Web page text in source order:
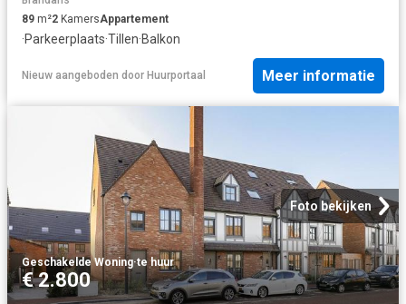
89 m²2 KamersAppartement
·Parkeerplaats·Tillen·Balkon
Nieuw aangeboden door Huurportaal Meer informatie
Foto bekijken
Geschakelde Woning·te huur
€ 2.800